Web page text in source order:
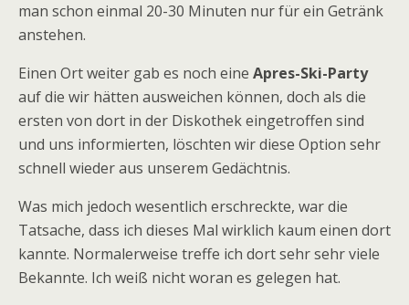
man schon einmal 20-30 Minuten nur für ein Getränk
anstehen.
Einen Ort weiter gab es noch eine Apres-Ski-Party
auf die wir hätten ausweichen können, doch als die
ersten von dort in der Diskothek eingetroffen sind
und uns informierten, löschten wir diese Option sehr
schnell wieder aus unserem Gedächtnis.
Was mich jedoch wesentlich erschreckte, war die
Tatsache, dass ich dieses Mal wirklich kaum einen dort
kannte. Normalerweise treffe ich dort sehr sehr viele
Bekannte. Ich weiß nicht woran es gelegen hat.